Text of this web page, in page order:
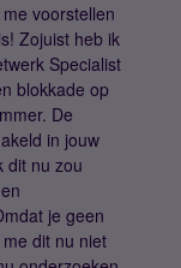
voorstellen
Zojuist heb ik
Specialist
blokkade op
De
in jouw
dit nu zou
je geen
dit nu niet